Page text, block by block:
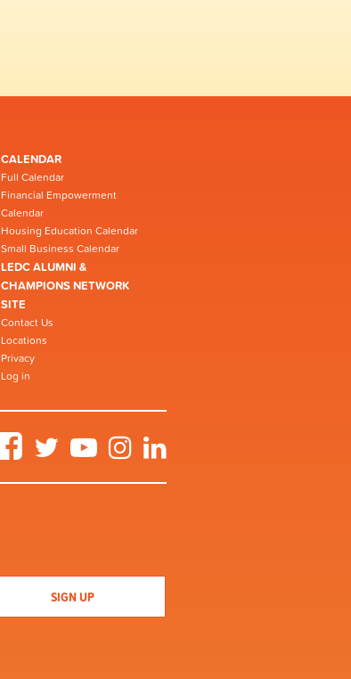
CALENDAR
Full Calendar
Financial Empowerment
Calendar
Housing Education Calendar
Small Business Calendar
LEDC ALUMNI &
CHAMPIONS NETWORK
SITE
Contact Us
Locations
Privacy
Log in
FacebookTwitter YouTubeInstagram